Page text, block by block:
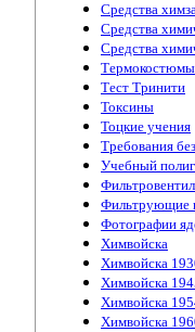
Средства
Средства
Средства
Термокостюмы
Тест Тринити
Токсины
Тоцкие учения
Требования
Учебный
Фильтрующие
Фотографии
Химвойска
Химвойска
Химвойска
Химвойска
Химвойска